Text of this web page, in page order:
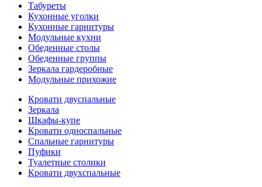
Табуреты
Кухонные уголки
Кухонные гарнитуры
Модульные кухни
Обеденные столы
Обеденные группы
Зеркала гардеробные
Модульные прихожие
Кровати двуспальные
Зеркала
Шкафы-купе
Кровати односпальные
Спальные гарнитуры
Пуфики
Туалетные столики
Кровати двухспальные